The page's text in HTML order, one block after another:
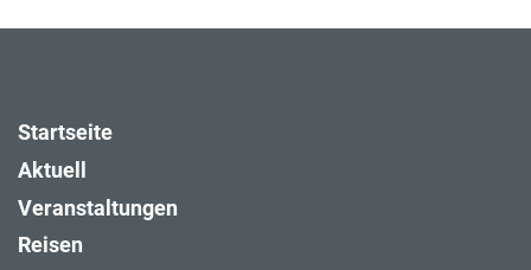
Startseite
Aktuell
Veranstaltungen
Reisen